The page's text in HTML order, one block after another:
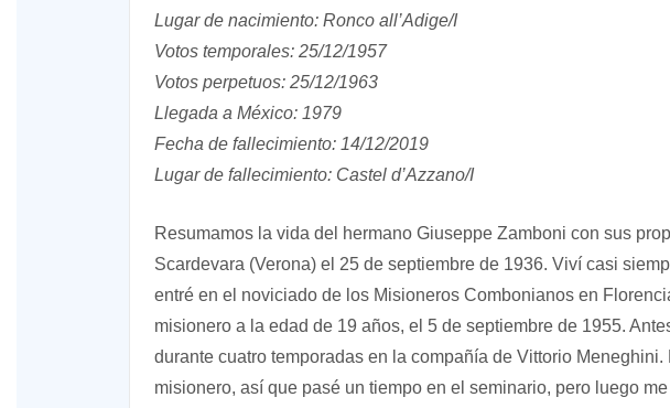
Lugar de nacimiento: Ronco all’Adige/I
Votos temporales: 25/12/1957
Votos perpetuos: 25/12/1963
Llegada a México: 1979
Fecha de fallecimiento: 14/12/2019
Lugar de fallecimiento: Castel d’Azzano/I
Resumamos la vida del hermano Giuseppe Zamboni con sus
Scardevara (Verona) el 25 de septiembre de 1936. Viví casi
entré en el noviciado de los Misioneros Combonianos en
misionero a la edad de 19 años, el 5 de septiembre de 1955.
durante cuatro temporadas en la compañía de Vittorio
misionero, así que pasé un tiempo en el seminario, pero luego